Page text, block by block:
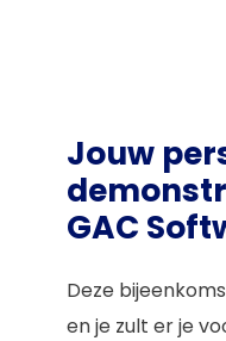
Jouw
GAC
Deze
en je zult er je